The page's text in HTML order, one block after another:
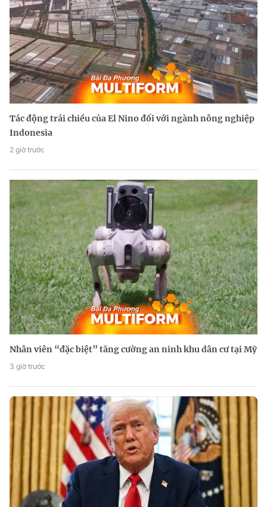
Tác động trái chiều của El Nino đối với ngành nông nghiệp
Indonesia
2 giờ trước
Nhân viên “đặc biệt” tăng cường an ninh khu dân cư tại Mỹ
3 giờ trước